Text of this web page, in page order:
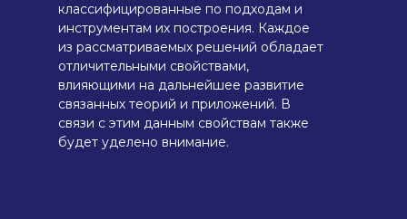
классифицированные по подходам и
инструментам их построения. Каждое
из рассматриваемых решений обладает
отличительными свойствами,
влияющими на дальнейшее развитие
связанных теорий и приложений. В
связи с этим данным свойствам также
будет уделено внимание.